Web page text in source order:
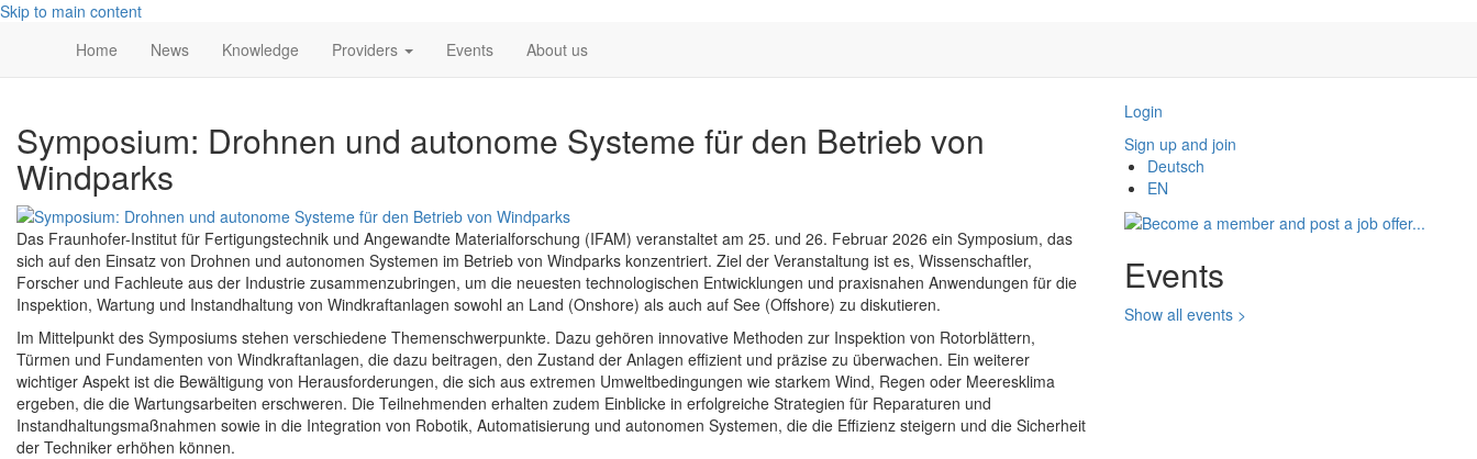
Skip to main content
Main
navigation
Home News Knowledge Providers Events About us
Symposium: Drohnen und autonome Systeme für den Betrieb von
Windparks
Das Fraunhofer-Institut für Fertigungstechnik und Angewandte Materialforschung (IFAM) veranstaltet am 25. und 26. Februar 2026 ein Symposium, das
sich auf den Einsatz von Drohnen und autonomen Systemen im Betrieb von Windparks konzentriert. Ziel der Veranstaltung ist es, Wissenschaftler,
Forscher und Fachleute aus der Industrie zusammenzubringen, um die neuesten technologischen Entwicklungen und praxisnahen Anwendungen für die
Inspektion, Wartung und Instandhaltung von Windkraftanlagen sowohl an Land (Onshore) als auch auf See (Offshore) zu diskutieren.
Im Mittelpunkt des Symposiums stehen verschiedene Themenschwerpunkte. Dazu gehören innovative Methoden zur Inspektion von Rotorblättern,
Türmen und Fundamenten von Windkraftanlagen, die dazu beitragen, den Zustand der Anlagen effizient und präzise zu überwachen. Ein weiterer
wichtiger Aspekt ist die Bewältigung von Herausforderungen, die sich aus extremen Umweltbedingungen wie starkem Wind, Regen oder Meeresklima
ergeben, die die Wartungsarbeiten erschweren. Die Teilnehmenden erhalten zudem Einblicke in erfolgreiche Strategien für Reparaturen und
Instandhaltungsmaßnahmen sowie in die Integration von Robotik, Automatisierung und autonomen Systemen, die die Effizienz steigern und die Sicherheit
der Techniker erhöhen können.
Login
Sign up and join
Deutsch
EN
Events
Show all events >